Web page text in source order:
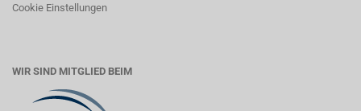
Cookie Einstellungen
WIR SIND MITGLIED BEIM